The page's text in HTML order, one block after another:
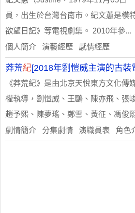
員，出生於台灣台南市。紀文蕙是模
欲望日記》等電視劇集。 2010年參...
個人簡介 演藝經歷 感情經歷
莽荒紀[2018年劉愷威主演的古裝
《莽荒紀》是由北京天悅東方文化傳
權執導，劉愷威、王鷗、陳亦飛、張
趙予熙、陳夢瑤、鄭雪、黃征、馮俊
劇情簡介 分集劇情 演職員表 角色